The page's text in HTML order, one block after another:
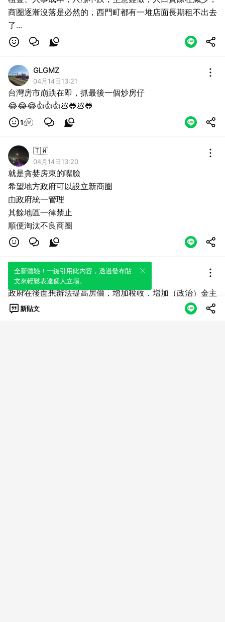
商圈逐漸沒落是必然的，西門町都有一堆店面長期租不出去
了...
GLGMZ
04月14日13:21
台灣房市崩跌在即，抓最後一個炒房仔
😂😂😂👍👍👍💩🐸💩🐸
1
🇹🇼
04月14日13:20
就是貪婪房東的嘴臉
希望地方政府可以設立新商圈
由政府統一管理
其餘地區一律禁止
順便淘汰不良商圈
LIN
04月14日13:16
政府在後面想辦法提高房價，增加稅收，增加（政治）金主
財力。
新貼文
全新體驗！一鍵引用此內容，透過發布貼
文來輕鬆表達個人立場。